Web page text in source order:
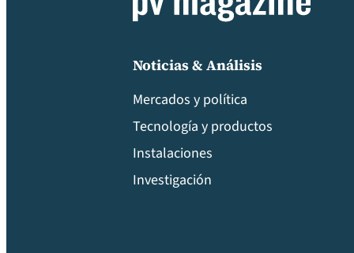
Noticias & Análisis
Mercados y política
Tecnología y productos
Instalaciones
Investigación